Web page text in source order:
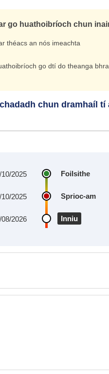
go huathoibríoch chun
théacs an nós imeachta
go dtí do theanga
chun dramhaíl
Foilsithe
10/2025
Sprioc‑am
10/2025
Inniu
08/2026